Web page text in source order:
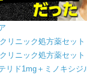
リニック処方薬セット
リニック処方薬セット
リド1mg＋ミノキシジ